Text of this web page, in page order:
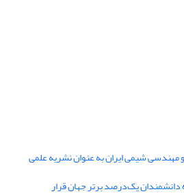
شیمی ایران به عنوان نشریه علمی
دانشمندان یک‌درصد برتر جهان قرار